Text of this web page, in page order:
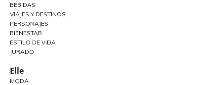
BEBIDAS
VIAJES Y DESTINOS
PERSONAJES
BIENESTAR
ESTILO DE VIDA
JURADO
Elle
MODA